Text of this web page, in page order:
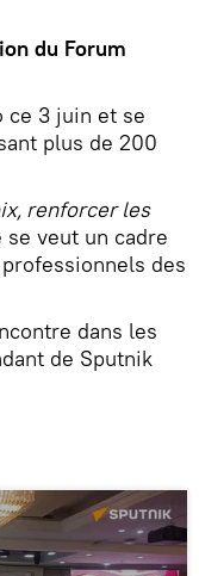
du Forum
ce 3 juin et se
plus de 200
renforcer les
se veut un cadre
des
dans les
de Sputnik